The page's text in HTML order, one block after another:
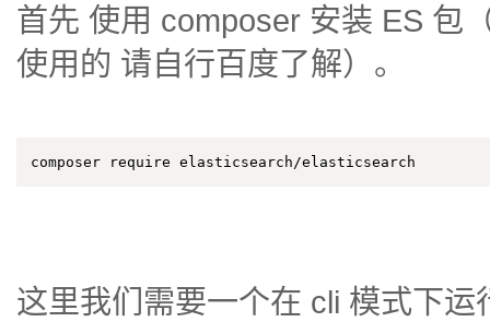
首先 使用 composer 安装 ES 包
使用的 请自行百度了解）。
composer require elasticsearch/elasticsearch
这里我们需要一个在 cli 模式下